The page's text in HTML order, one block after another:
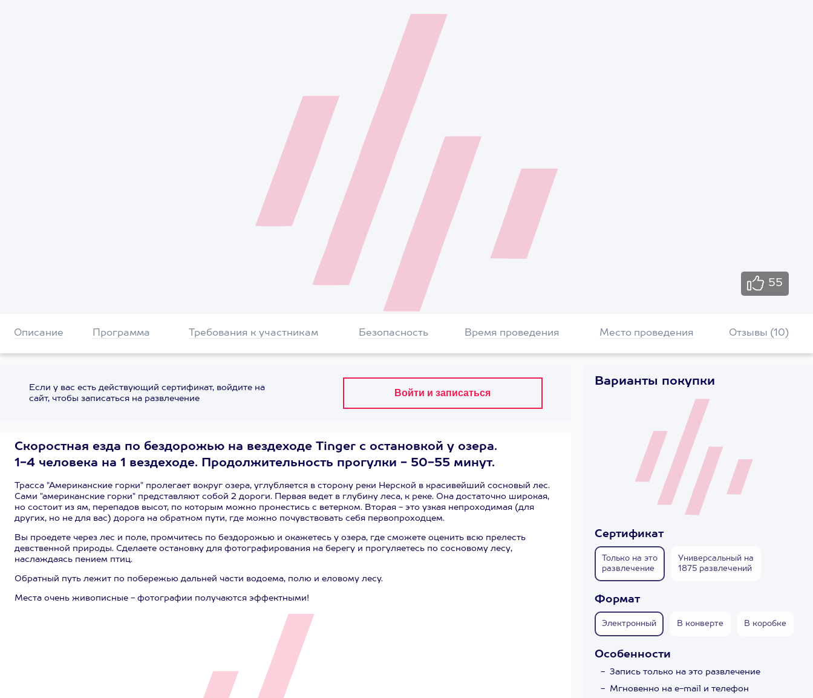
55
Описание Программа Требования к участникам Безопасность Время проведения Место проведения Отзывы (10)
Если у вас есть действующий сертификат, войдите на
сайт, чтобы записаться на развлечение
Скоростная езда по бездорожью на вездеходе Tinger с остановкой у озера.
1-4 человека на 1 вездеходе. Продолжительность прогулки - 50-55 минут.
Трасса "Американские горки" пролегает вокруг озера, углубляется в сторону реки Нерской в красивейший сосновый лес.
Сами "американские горки" представляют собой 2 дороги. Первая ведет в глубину леса, к реке. Она достаточно широкая,
но состоит из ям, перепадов высот, по которым можно пронестись с ветерком. Вторая - это узкая непроходимая (для
других, но не для вас) дорога на обратном пути, где можно почувствовать себя первопроходцем.
Вы проедете через лес и поле, промчитесь по бездорожью и окажетесь у озера, где сможете оценить всю прелесть
девственной природы. Сделаете остановку для фотографирования на берегу и прогуляетесь по сосновому лесу,
наслаждаясь пением птиц.
Обратный путь лежит по побережью дальней части водоема, полю и еловому лесу.
Места очень живописные - фотографии получаются эффектными!
Варианты покупки
Сертификат
Только на это
развлечение
Универсальный на
1875 развлечений
Формат
Электронный В конверте В коробке
Особенности
Запись только на это развлечение
Мгновенно на e-mail и телефон